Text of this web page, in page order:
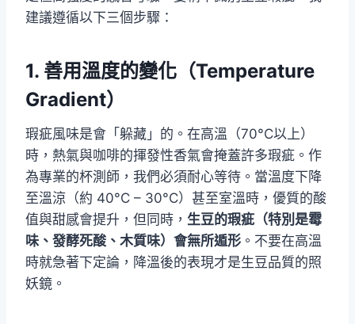
建議遵循以下三個步驟：
1. 善用溫度的變化（Temperature
Gradient）
瑕疵風味是會「躲藏」的。在高溫（70°C以上）
時，熱氣與咖啡的揮發性香氣會掩蓋許多瑕疵。作
為專業的杯測師，我們必須耐心等待。當溫度下降
至溫涼（約 40°C – 30°C）甚至室溫時，優質的酸
值與甜感會提升，但同時， 生豆的瑕疵（特別是霉
味、發酵死酸、木質味）會無所遁形 。不要在高溫
時就急著下定論，降溫後的表現才是生豆品質的照
妖鏡。